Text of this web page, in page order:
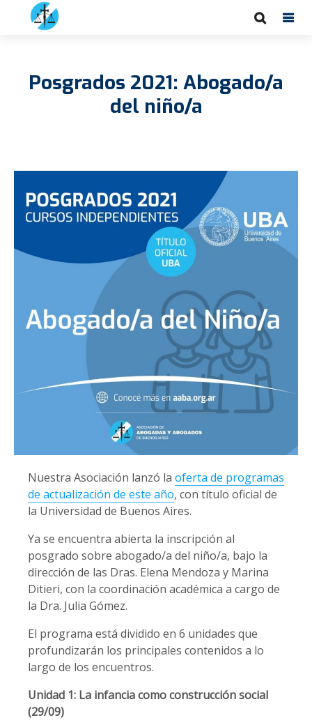
Posgrados 2021: Abogado/a
del niño/a
Nuestra Asociación lanzó la oferta de programas
de actualización de este año, con título oficial de
la Universidad de Buenos Aires.
Ya se encuentra abierta la inscripción al
posgrado sobre abogado/a del niño/a, bajo la
dirección de las Dras. Elena Mendoza y Marina
Ditieri, con la coordinación académica a cargo de
la Dra. Julia Gómez.
El programa está dividido en 6 unidades que
profundizarán los principales contenidos a lo
largo de los encuentros.
Unidad 1: La infancia como construcción social
(29/09)